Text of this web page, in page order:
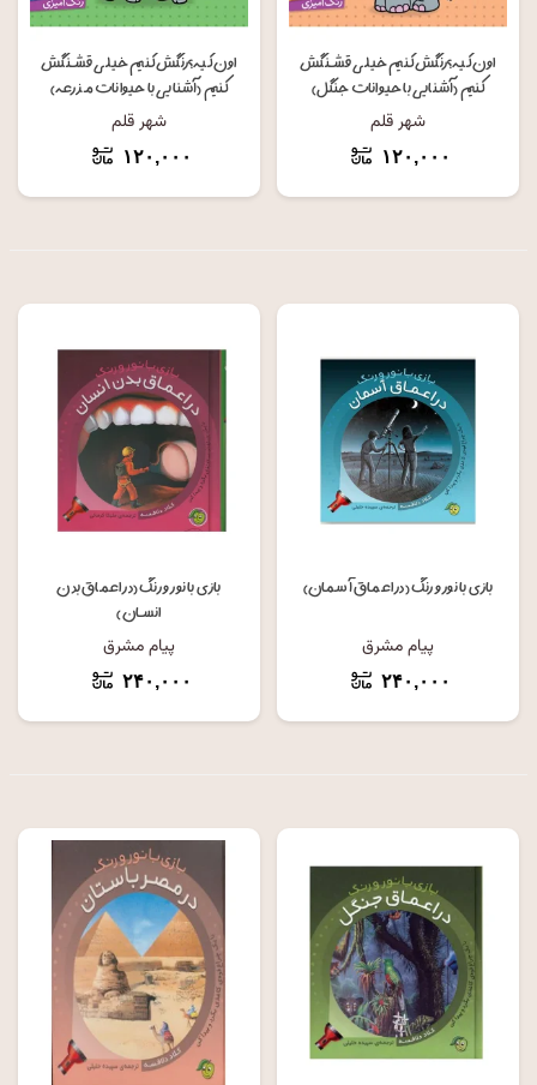
اون کیه؟رنگش کنیم خیلی قشنگش
کنیم (آشنایی با حیوانات جنگل)
شهر قلم
۱۲۰,۰۰۰
اون کیه؟رنگش کنیم خیلی قشنگش
کنیم (آشنایی با حیوانات مزرعه)
شهر قلم
۱۲۰,۰۰۰
بازی با نور و رنگ (در اعماق آسمان)
پیام مشرق
۲۴۰,۰۰۰
بازی با نور و رنگ (در اعماق بدن
انسان)
پیام مشرق
۲۴۰,۰۰۰